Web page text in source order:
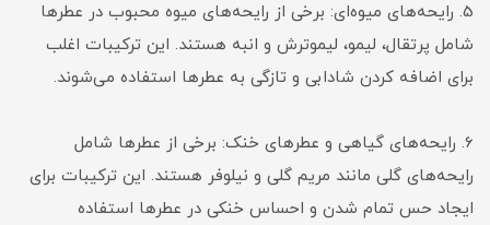
5. رایحه‌های میوه‌ای: برخی از رایحه‌های میوه محبوب در عطرها
شامل پرتقال، لیمو، لیموترش و انبه هستند. این ترکیبات اغلب
برای اضافه کردن شادابی و تازگی به عطرها استفاده می‌شوند.
6. رایحه‌های گیاهی و عطر‌های خنک: برخی از عطرها شامل
رایحه‌های گلی مانند مریم گلی و نیلوفر هستند. این ترکیبات برای
ایجاد حس تمام شدن و احساس خنکی در عطرها استفاده